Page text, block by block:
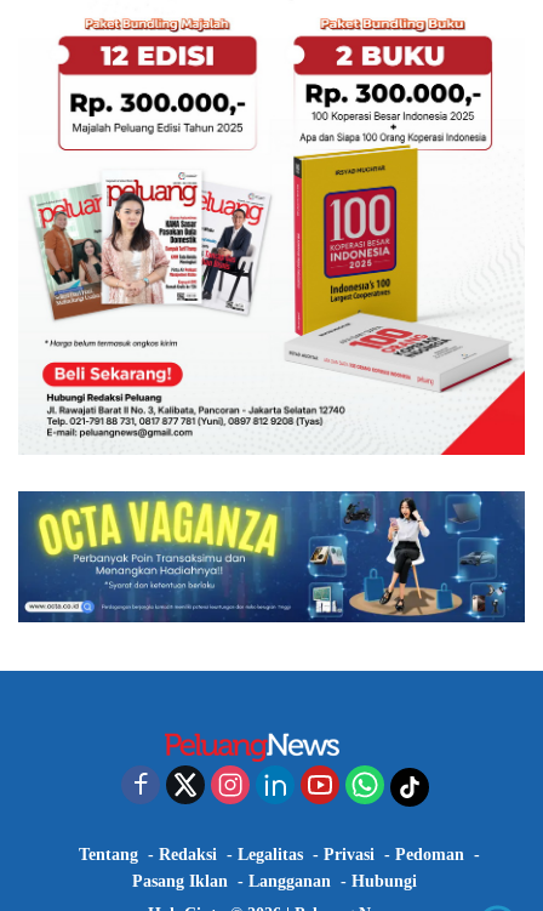
Tentang Redaksi Legalitas Privasi
Pedoman
Pasang Iklan
Langganan
Hubungi